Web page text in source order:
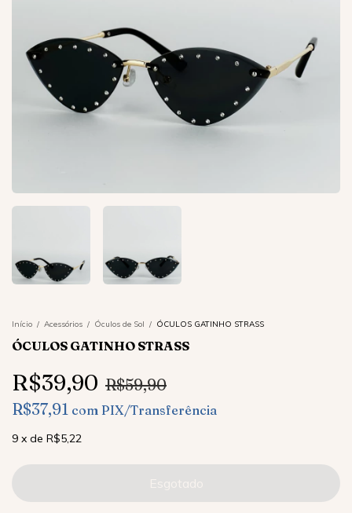
Início / Acessórios / Óculos de Sol / ÓCULOS GATINHO STRASS
ÓCULOS GATINHO STRASS
R$39,90 R$59,90
R$37,91 com PIX/Transferência
9 x de R$5,22